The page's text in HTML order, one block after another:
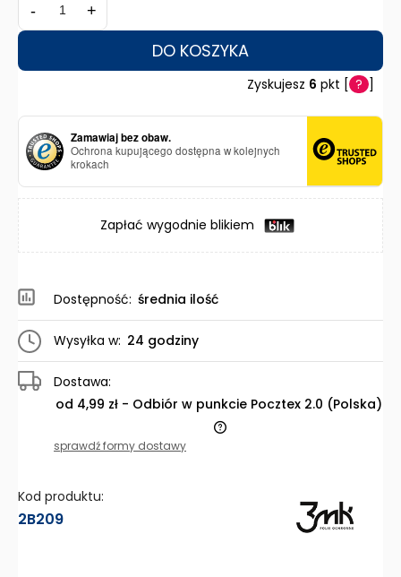
- +
DO KOSZYKA
Zyskujesz 6 pkt [ ? ]
Zamawiaj bez obaw.
Ochrona kupującego dostępna w kolejnych
krokach
Zapłać wygodnie blikiem
Dostępność: średnia ilość
Wysyłka w: 24 godziny
Dostawa:
od 4,99 zł - Odbiór w punkcie Pocztex 2.0 (Polska)
Cena nie zawiera ewentualnych kosztów płatności
sprawdź formy dostawy
Kod produktu:
2B209